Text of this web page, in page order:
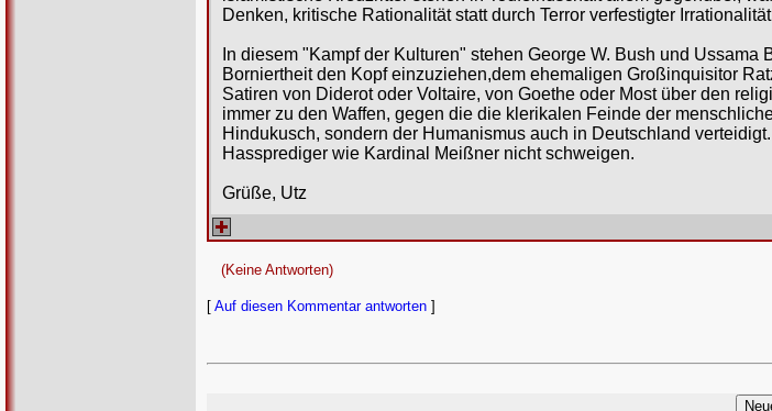
Denken, kritische Rationalität statt durch Terror verfestigter
In diesem "Kampf der Kulturen" stehen George W. Bush und
Borniertheit den Kopf einzuziehen,dem ehemaligen Großinquisitor
Satiren von Diderot oder Voltaire, von Goethe oder Most über den
immer zu den Waffen, gegen die die klerikalen Feinde der
Hindukusch, sondern der Humanismus auch in Deutschland
Hassprediger wie Kardinal Meißner nicht schweigen.
Grüße, Utz
(Keine Antworten)
[ Auf diesen Kommentar antworten ]